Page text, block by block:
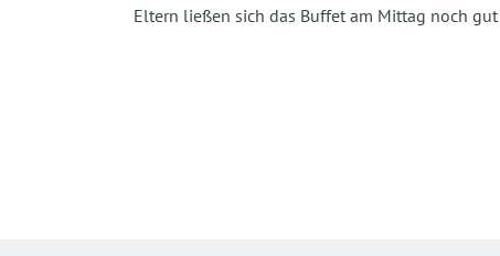
Eltern ließen sich das Buffet am Mittag noch